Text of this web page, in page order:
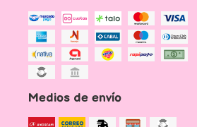
Medios de envío